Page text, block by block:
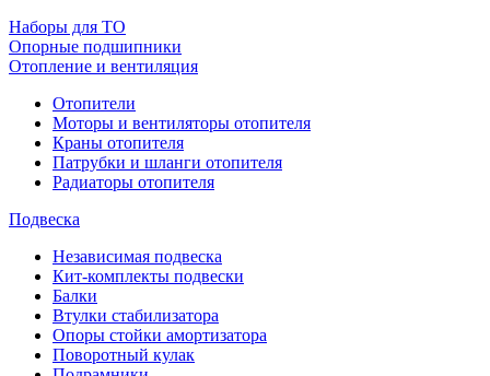
Наборы для ТО
Опорные подшипники
Отопление и вентиляция
Отопители
Моторы и вентиляторы отопителя
Краны отопителя
Патрубки и шланги отопителя
Радиаторы отопителя
Подвеска
Независимая подвеска
Кит-комплекты подвески
Балки
Втулки стабилизатора
Опоры стойки амортизатора
Поворотный кулак